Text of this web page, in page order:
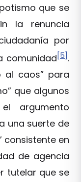
que se
la renuncia
por
comunidad[5].
al caos” para
que algunos
argumento
una suerte de
consistente en
de agencia
tutelar que se